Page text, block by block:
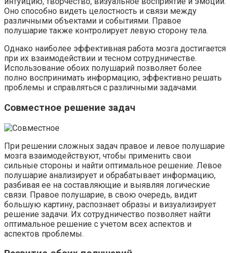
Оно способно видеть целостность и связи между
различными объектами и событиями. Правое
полушарие также контролирует левую сторону тела.
Однако наиболее эффективная работа мозга достигается
при их взаимодействии и тесном сотрудничестве.
Использование обоих полушарий позволяет более
полно воспринимать информацию, эффективно решать
проблемы и справляться с различными задачами.
Совместное решение задач
При решении сложных задач правое и левое полушарие
мозга взаимодействуют, чтобы применить свои
сильные стороны и найти оптимальное решение. Левое
полушарие анализирует и обрабатывает информацию,
разбивая ее на составляющие и выявляя логические
связи. Правое полушарие, в свою очередь, видит
большую картину, распознает образы и визуализирует
решение задачи. Их сотрудничество позволяет найти
оптимальное решение с учетом всех аспектов и
аспектов проблемы.